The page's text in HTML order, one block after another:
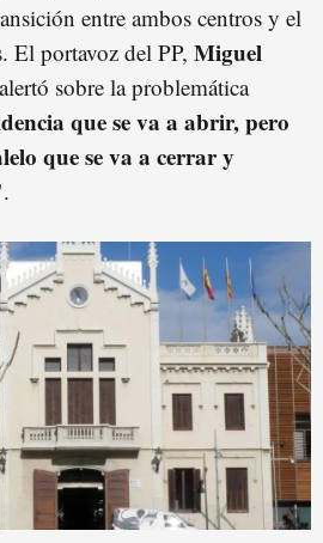
entre ambos centros y el
El portavoz del PP, Miguel
sobre la problemática
que se va a abrir, pero
que se va a cerrar y
.